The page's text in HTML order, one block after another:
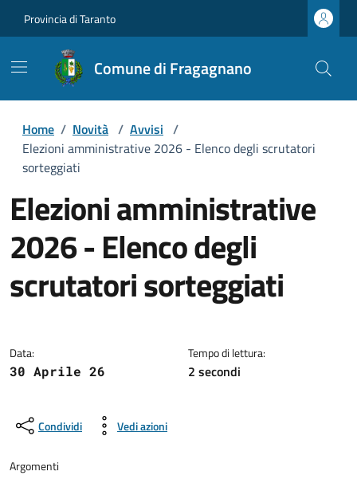
Provincia di Taranto
Comune di Fragagnano
Home / Novità / Avvisi /
Elezioni amministrative 2026 - Elenco degli scrutatori
sorteggiati
Elezioni amministrative
2026 - Elenco degli
scrutatori sorteggiati
Data:
30 Aprile 26
Tempo di lettura:
2 secondi
Condividi Vedi azioni
Argomenti